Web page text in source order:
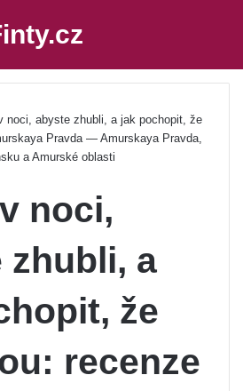
noci, abyste zhubli, a jak pochopit, že
Pravda — Amurskaya Pravda,
a Amurské oblasti
noci,
zhubli, a
že
recenze